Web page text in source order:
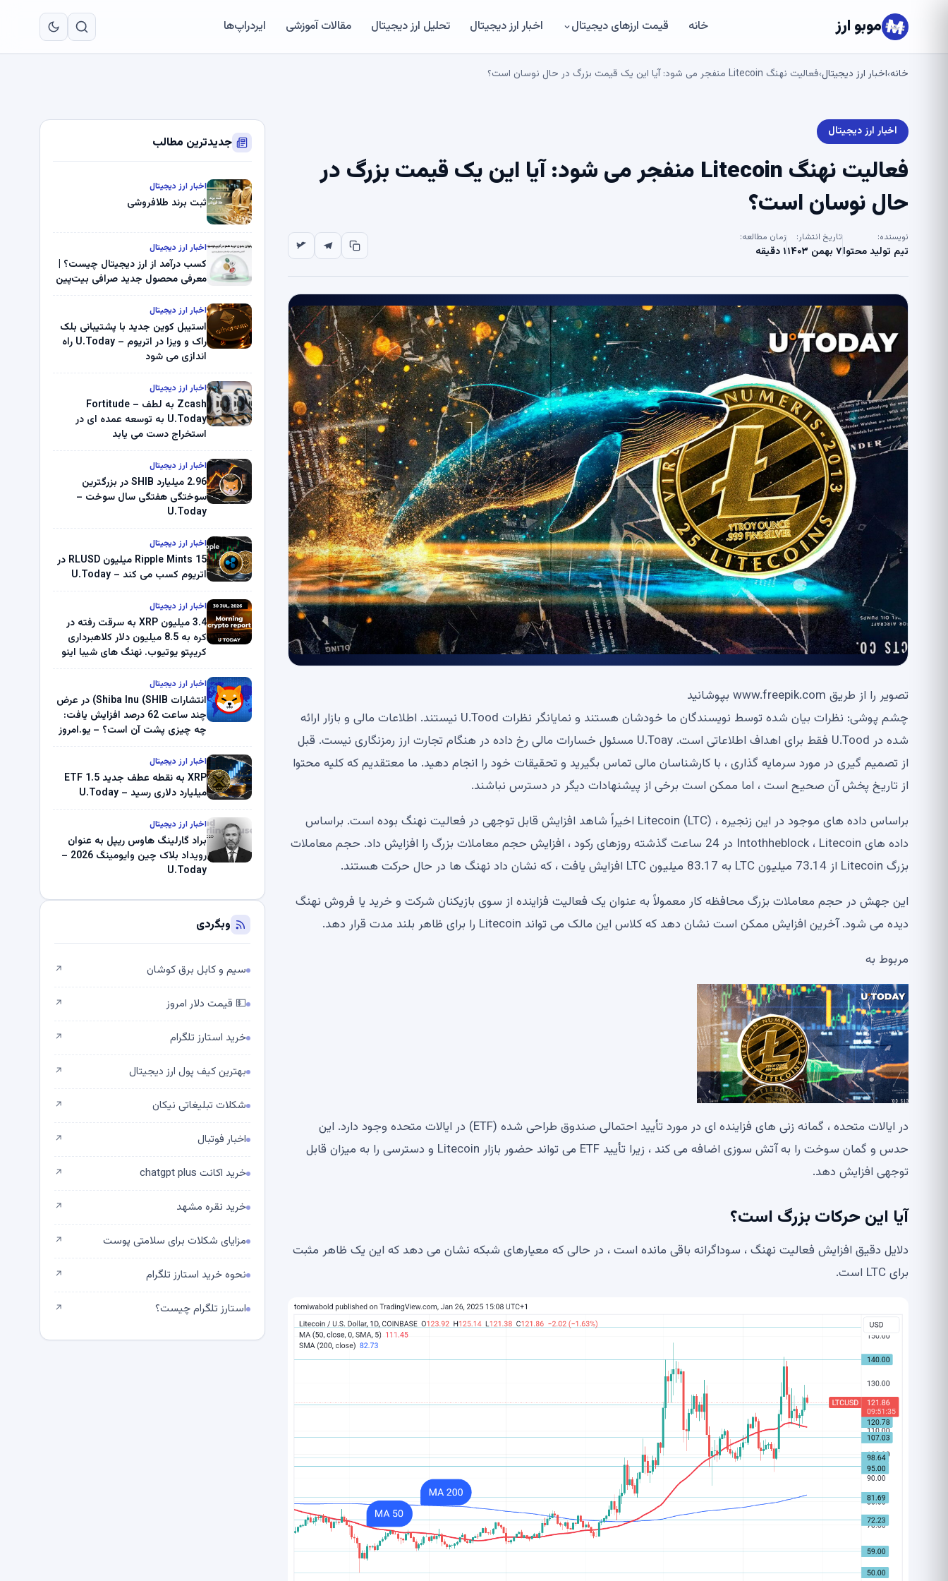
موبو ارز خانه قیمت ارزهای دیجیتال اخبار ارز دیجیتال تحلیل ارز دیجیتال مقالات آموزشی ایردراپ‌ها
خانه›اخبار ارز دیجیتال›فعالیت نهنگ Litecoin منفجر می شود: آیا این یک قیمت بزرگ در حال نوسان است؟
اخبار ارز دیجیتال
فعالیت نهنگ Litecoin منفجر می شود: آیا این یک قیمت بزرگ در
حال نوسان است؟
نویسنده:
تیم تولید محتوا
تاریخ انتشار:
۷ بهمن ۱۴۰۳
زمان مطالعه:
۱ دقیقه
تصویر را از طریق www.freepik.com بپوشانید
چشم پوشی: نظرات بیان شده توسط نویسندگان ما خودشان هستند و نمایانگر نظرات U.Tood نیستند. اطلاعات مالی و بازار ارائه
شده در U.Tood فقط برای اهداف اطلاعاتی است. U.Toay مسئول خسارات مالی رخ داده در هنگام تجارت ارز رمزنگاری نیست. قبل
از تصمیم گیری در مورد سرمایه گذاری ، با کارشناسان مالی تماس بگیرید و تحقیقات خود را انجام دهید. ما معتقدیم که کلیه محتوا
از تاریخ پخش آن صحیح است ، اما ممکن است برخی از پیشنهادات دیگر در دسترس نباشند.
براساس داده های موجود در این زنجیره ، Litecoin (LTC) اخیراً شاهد افزایش قابل توجهی در فعالیت نهنگ بوده است. براساس
داده های Intothheblock ، Litecoin در 24 ساعت گذشته روزهای رکود ، افزایش حجم معاملات بزرگ را افزایش داد. حجم معاملات
بزرگ Litecoin از 73.14 میلیون LTC به 83.17 میلیون LTC افزایش یافت ، که نشان داد نهنگ ها در حال حرکت هستند.
این جهش در حجم معاملات بزرگ محافظه کار معمولاً به عنوان یک فعالیت فزاینده از سوی بازیکنان شرکت و خرید یا فروش نهنگ
دیده می شود. آخرین افزایش ممکن است نشان دهد که کلاس این مالک می تواند Litecoin را برای ظاهر بلند مدت قرار دهد.
مربوط به
در ایالات متحده ، گمانه زنی های فزاینده ای در مورد تأیید احتمالی صندوق طراحی شده (ETF) در ایالات متحده وجود دارد. این
حدس و گمان سوخت را به آتش سوزی اضافه می کند ، زیرا تأیید ETF می تواند حضور بازار Litecoin و دسترسی را به میزان قابل
توجهی افزایش دهد.
آیا این حرکات بزرگ است؟
دلایل دقیق افزایش فعالیت نهنگ ، سوداگرانه باقی مانده است ، در حالی که معیارهای شبکه نشان می دهد که این یک ظاهر مثبت
برای LTC است.
جدیدترین مطالب
اخبار ارز دیجیتال
ثبت برند طلافروشی
اخبار ارز دیجیتال
کسب درآمد از ارز دیجیتال چیست؟ |
معرفی محصول جدید صرافی بیت‌پین
اخبار ارز دیجیتال
استیبل کوین جدید با پشتیبانی بلک
راک و ویزا در اتریوم – U.Today راه
اندازی می شود
اخبار ارز دیجیتال
Zcash به لطف Fortitude –
U.Today به توسعه عمده ای در
استخراج دست می یابد
اخبار ارز دیجیتال
2.96 میلیارد SHIB در بزرگترین
سوختگی هفتگی سال سوخت –
U.Today
اخبار ارز دیجیتال
Ripple Mints 15 میلیون RLUSD در
اتریوم کسب می کند – U.Today
اخبار ارز دیجیتال
3.4 میلیون XRP به سرقت رفته در
کره به 8.5 میلیون دلار کلاهبرداری
کریپتو یوتیوب. نهنگ های شیبا اینو
میلیون دلار U-Turn در بیت کوین را
ثبت کرد – گزارش کریپتو صبح –
U.Today
اخبار ارز دیجیتال
انتشارات Shiba Inu (SHIB) در عرض
چند ساعت 62 درصد افزایش یافت:
چه چیزی پشت آن است؟ – یو.امروز
اخبار ارز دیجیتال
XRP به نقطه عطف جدید ETF 1.5
میلیارد دلاری رسید – U.Today
اخبار ارز دیجیتال
براد گارلینگ هاوس ریپل به عنوان
رویداد بلاک چین وایومینگ 2026 –
U.Today
وبگردی
سیم و کابل برق کوشان ↗
💵 قیمت دلار امروز ↗
خرید استارز تلگرام ↗
بهترین کیف پول ارز دیجیتال ↗
شکلات تبلیغاتی نیکان ↗
اخبار فوتبال ↗
خرید اکانت chatgpt plus ↗
خرید نقره مشهد ↗
مزایای شکلات برای سلامتی پوست ↗
نحوه خرید استارز تلگرام ↗
استارز تلگرام چیست؟ ↗